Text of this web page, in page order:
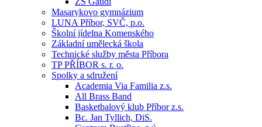
Masarykovo gymnázium
LUNA Příbor, SVČ, p.o.
Školní jídelna Komenského
Základní umělecká škola
Technické služby města Příbora
TP PŘÍBOR s. r. o.
Spolky a sdružení
Academia Via Familia z.s.
All Brass Band
Basketbalový klub Příbor z.s.
Bc. Jan Tyllich, DiS.